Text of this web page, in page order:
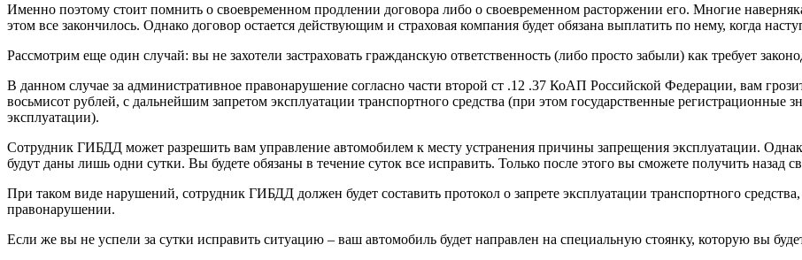
Именно поэтому стоит помнить о своевременном продлении договора либо о своевременном расторжении его. Многие
этом все закончилось. Однако договор остается действующим и страховая компания будет обязана выплатить по нему, когда
Рассмотрим еще один случай: вы не захотели застраховать гражданскую ответственность (либо просто забыли) как требует
В данном случае за административное правонарушение согласно части второй ст .12 .37 КоАП Российской Федерации, вам
восьмисот рублей, с дальнейшим запретом эксплуатации транспортного средства (при этом государственные регистрационные
эксплуатации).
Сотрудник ГИБДД может разрешить вам управление автомобилем к месту устранения причины запрещения эксплуатации.
будут даны лишь одни сутки. Вы будете обязаны в течение суток все исправить. Только после этого вы сможете получить назад
При таком виде нарушений, сотрудник ГИБДД должен будет составить протокол о запрете эксплуатации транспортного
правонарушении.
Если же вы не успели за сутки исправить ситуацию – ваш автомобиль будет направлен на специальную стоянку, которую вы